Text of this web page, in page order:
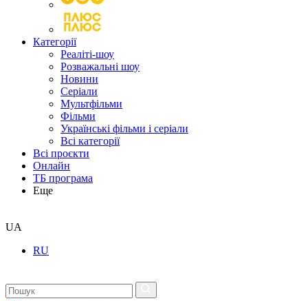
Категорії
Реаліті-шоу
Розважальні шоу
Новини
Серіали
Мультфільми
Фільми
Українські фільми і серіали
Всі категорії
Всі проєкти
Онлайн
ТБ програма
Еще
UA
RU